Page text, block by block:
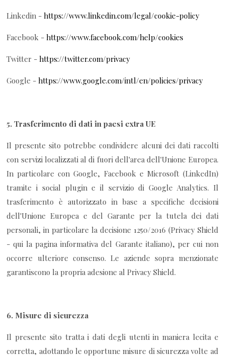
Linkedin -https://www.linkedin.com/legal/cookie-policy
Facebook -https://www.facebook.com/help/cookies
Twitter -https://twitter.com/privacy
Google -https://www.google.com/intl/en/policies/privacy
5.Trasferimento di dati in paesi extra UE
Il presente sito potrebbe condividere alcuni dei dati raccolti
con servizi localizzati al di fuori dell'area dell'Unione Europea.
In particolare con Google, Facebook e Microsoft (LinkedIn)
tramite i social plugin e il servizio di Google Analytics. Il
trasferimento è autorizzato in base a specifiche decisioni
dell'Unione Europea e del Garante per la tutela dei dati
personali, in particolare la decisione 1250/2016 (Privacy Shield
- qui la pagina informativa del Garante italiano), per cui non
occorre ulteriore consenso. Le aziende sopra menzionate
garantiscono la propria adesione al Privacy Shield.
6. Misure di sicurezza
Il presente sito tratta i dati degli utenti in maniera lecita e
corretta, adottando le opportune misure di sicurezza volte ad